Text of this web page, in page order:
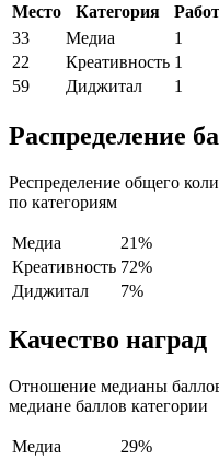
Место
Категория Работ
33
Медиа 1
22
Креативность 1
59
Диджитал 1
Распределение
Респределение общего
по категориям
Медиа
21%
Креативность 72%
Диджитал
7%
Качество наград
Отношение медианы
медиане баллов категории
Медиа
29%